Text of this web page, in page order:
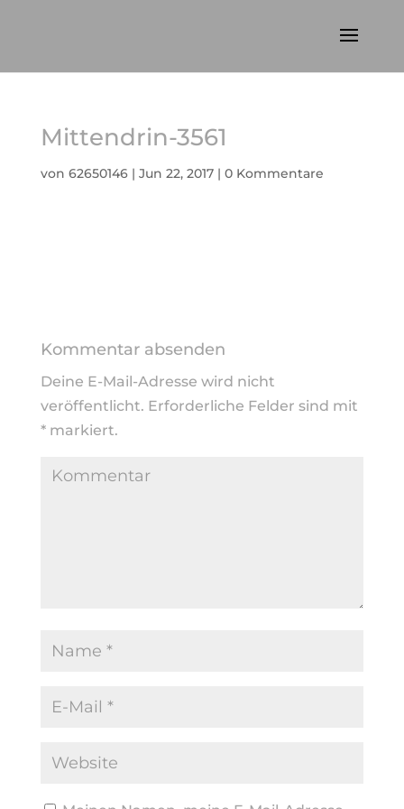
Mittendrin-3561
von 62650146| Jun 22, 2017| 0 Kommentare
Kommentar absenden
Deine E-Mail-Adresse wird nicht
veröffentlicht. Erforderliche Felder sind mit
*markiert.